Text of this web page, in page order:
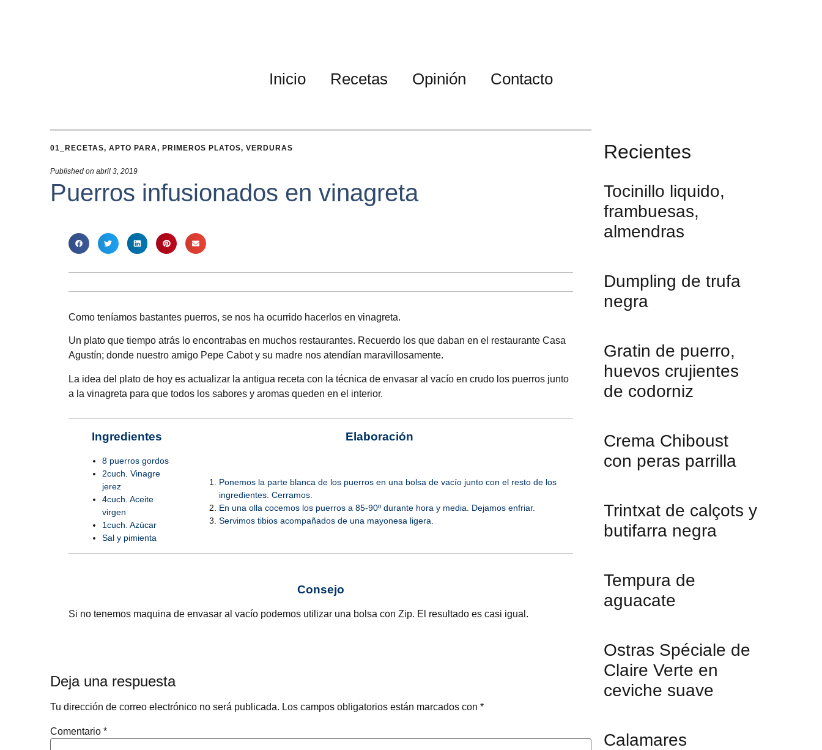
Inicio Recetas Opinión Contacto
01_RECETAS, APTO PARA, PRIMEROS PLATOS, VERDURAS
Published on abril 3, 2019
Puerros infusionados en vinagreta
Como teníamos bastantes puerros, se nos ha ocurrido hacerlos en vinagreta.
Un plato que tiempo atrás lo encontrabas en muchos restaurantes. Recuerdo los que daban en el restaurante Casa
Agustín; donde nuestro amigo Pepe Cabot y su madre nos atendían maravillosamente.
La idea del plato de hoy es actualizar la antigua receta con la técnica de envasar al vacío en crudo los puerros junto
a la vinagreta para que todos los sabores y aromas queden en el interior.
Ingredientes
8 puerros gordos
2cuch. Vinagre
jerez
4cuch. Aceite
virgen
1cuch. Azúcar
Sal y pimienta
Elaboración
Ponemos la parte blanca de los puerros en una bolsa de vacío junto con el resto de los
ingredientes. Cerramos.
En una olla cocemos los puerros a 85-90º durante hora y media. Dejamos enfriar.
Servimos tibios acompañados de una mayonesa ligera.
Consejo
Si no tenemos maquina de envasar al vacío podemos utilizar una bolsa con Zip. El resultado es casi igual.
Deja una respuesta
Tu dirección de correo electrónico no será publicada. Los campos obligatorios están marcados con *
Comentario *
Recientes
Tocinillo liquido,
frambuesas,
almendras
Dumpling de trufa
negra
Gratin de puerro,
huevos crujientes
de codorniz
Crema Chiboust
con peras parrilla
Trintxat de calçots y
butifarra negra
Tempura de
aguacate
Ostras Spéciale de
Claire Verte en
ceviche suave
Calamares